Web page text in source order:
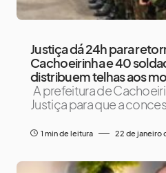
Justiça dá 24h para
Cachoeirinha e 40
distribuem telhas aos
A prefeitura de
Justiça para que a
1 min de leitura 22 de janeiro